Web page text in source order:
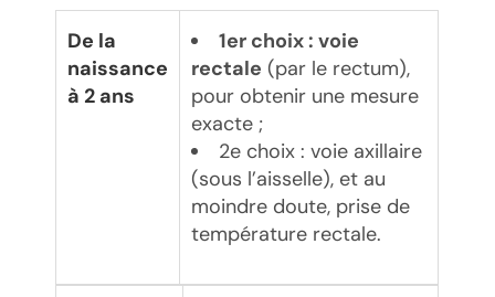
De la
naissance
à 2 ans
1er choix : voie
rectale (par le rectum),
pour obtenir une mesure
exacte ;
2e choix : voie axillaire
(sous l’aisselle), et au
moindre doute, prise de
température rectale.